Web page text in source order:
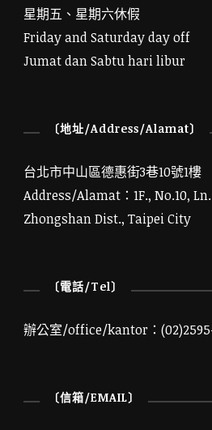
星期五、星期六休假
Friday and Saturday day off
Jumat dan Sabtu hari libur
〔地址/Address/Alamat〕
台北市中山區德惠街3巷10號1樓
Address/Alamat：1F., No.10,
Zhongshan Dist., Taipei City
〔電話/Tel〕
辦公室/office/kantor：
〔信箱/EMAIL〕